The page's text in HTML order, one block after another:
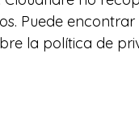
Puede encontrar
la política de